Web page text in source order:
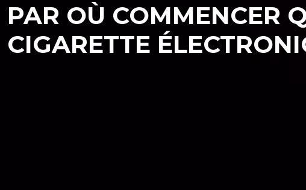
PAR OÙ COMMENCER
CIGARETTE